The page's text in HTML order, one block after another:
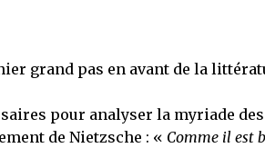
grand pas en avant de la
pour analyser la myriade des
de Nietzsche : « Comme il est